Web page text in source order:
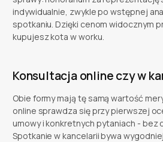
indywidualnie, zwykle po wstępnej
spotkaniu. Dzięki cenom widocznym
kupujesz kota w worku.
Konsultacja online czy w
Obie formy mają tę samą wartość
online sprawdza się przy pierwszej
umowy i konkretnych pytaniach - bez
Spotkanie w kancelarii bywa